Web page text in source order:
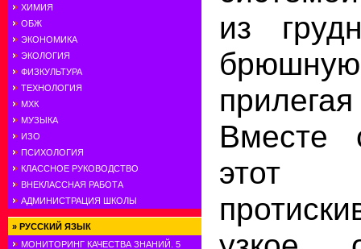
ХИМИЯ
ОБЖ
ЭКОНОМИКА
ЭКОЛОГИЯ
ФИЗКУЛЬТУРА
ТЕХНОЛОГИЯ
МХК
МУЗЫКА
ИЗО
ПСИХОЛОГИЯ
КЛАССНОЕ РУКОВОДСТВО
ВНЕКЛАССНАЯ РАБОТА
АДМИНИСТРАЦИЯ ШКОЛЫ
» РУССКИЙ ЯЗЫК
МОНИТОРИНГ КАЧЕСТВА ЗНАНИЙ. 5
из
Вместе